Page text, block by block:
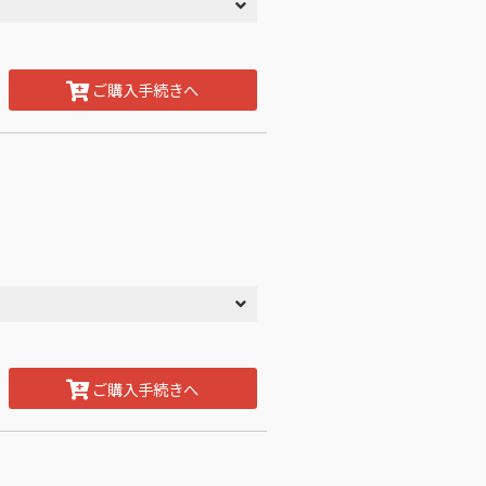
ご購入手続きへ
ご購入手続きへ